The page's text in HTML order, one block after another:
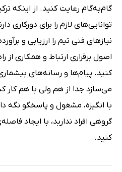
گام‌به‌گام رعایت کنید. از اینکه
توانایی‌های لازم را برای دورکاری
نیازهای فنی تیم را ارزیابی و
اصول برقراری ارتباط و همکاری از
کنید. پیام‌ها و رسانه‌های
می‌سازد جدا از هم ولی با هم کار
با انگیزه، مشغول و پاسخگو نگه
گروهی افراد ندارید، با ایجاد
کنید.